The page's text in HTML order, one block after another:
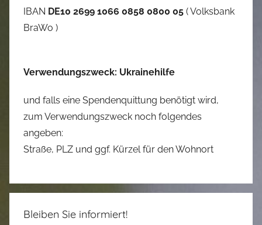
IBAN DE10 2699 1066 0858 0800 05 ( Volksbank
BraWo )
Verwendungszweck: Ukrainehilfe
und falls eine Spendenquittung benötigt wird,
zum Verwendungszweck noch folgendes
angeben:
Straße, PLZ und ggf. Kürzel für den Wohnort
Bleiben Sie informiert!